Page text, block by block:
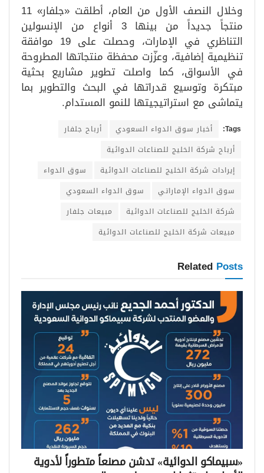
وخلال النصف الأول من العام، أطلقت «جلفار» 11
منتجاً جديداً من بينها 3 أنواع من الإنسولين
التناظري في الإمارات، وحصلت على 19 موافقة
تنظيمية إضافية، وعزّزت محفظة منتجاتها المطروحة
في الأسواق، كما واصلت تطوير مشاريع بحثية
مبتكرة وتوسيع قدراتها في البحث والتطوير بما
يتماشى مع استراتيجيتها للنمو المستدام.
Tags: أخبار سوق الدواء السعودي
أرباح جلفار
أرباح شركة الخليج للصناعات الدوائية
إيرادات شركة الخليج للصناعات الدوائية
سوق الدواء
سوق الدواء الإماراتي
سوق الدواء السعودي
شركة الخليج للصناعات الدوائية
مبيعات جلفار
مبيعات شركة الخليج للصناعات الدوائية
Related Posts
«سبيماكو الدوائية» تدشن مصنعاً متطوراً لأدوية